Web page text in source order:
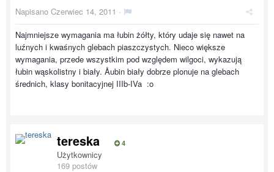
Napisano Czerwiec 14, 2011 ·
Najmniejsze wymagania ma łubin żółty, który udaje się nawet na
luźnych i kwaśnych glebach piaszczystych. Nieco większe
wymagania, przede wszystkim pod względem wilgoci, wykazują
łubin wąskolistny i biały. Åubin biały dobrze plonuje na glebach
średnich, klasy bonitacyjnej IIIb-IVa :o
tereska 4
Użytkownicy
169 postów